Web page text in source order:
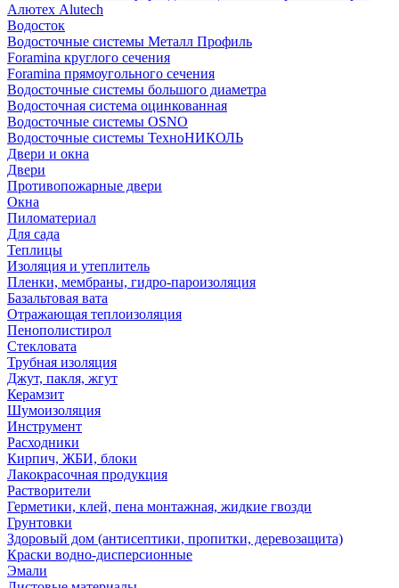
Алютех Alutech
Водосток
Водосточные системы Металл Профиль
Foramina круглого сечения
Foramina прямоугольного сечения
Водосточные системы большого диаметра
Водосточная система оцинкованная
Водосточные системы OSNO
Водосточные системы ТехноНИКОЛЬ
Двери и окна
Двери
Противопожарные двери
Окна
Пиломатериал
Для сада
Теплицы
Изоляция и утеплитель
Пленки, мембраны, гидро-пароизоляция
Базальтовая вата
Отражающая теплоизоляция
Пенополистирол
Стекловата
Трубная изоляция
Джут, пакля, жгут
Керамзит
Шумоизоляция
Инструмент
Расходники
Кирпич, ЖБИ, блоки
Лакокрасочная продукция
Растворители
Герметики, клей, пена монтажная, жидкие гвозди
Грунтовки
Здоровый дом (антисептики, пропитки, деревозащита)
Краски водно-дисперсионные
Эмали